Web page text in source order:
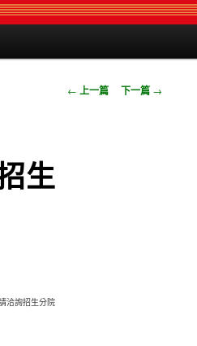
瀏覽文章
← 上一篇 下一篇 →
生
洽詢招生分院